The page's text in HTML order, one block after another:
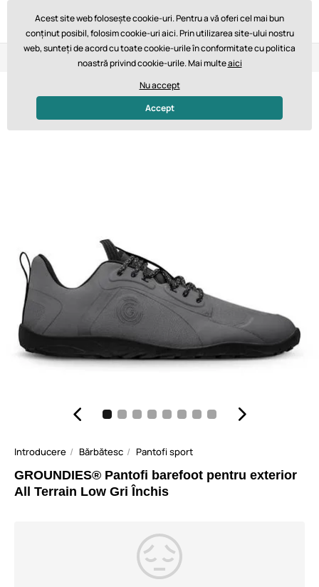
Retur în 14 zile Livrare rapidă de la 747,61 lei GRATUIT
Introducere Bărbătesc Pantofi sport
GROUNDIES® Pantofi barefoot pentru exterior
All Terrain Low Gri Închis
Acest site web folosește cookie-uri. Pentru a vă oferi cel mai bun
conținut posibil, folosim cookie-uri aici. Prin utilizarea site-ului nostru
web, sunteți de acord cu toate cookie-urile în conformitate cu politica
noastră privind cookie-urile. Mai multeaici
Nu accept
Accept